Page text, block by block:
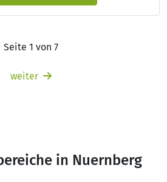
Seite 1 von 7
weiter
in Nuernberg